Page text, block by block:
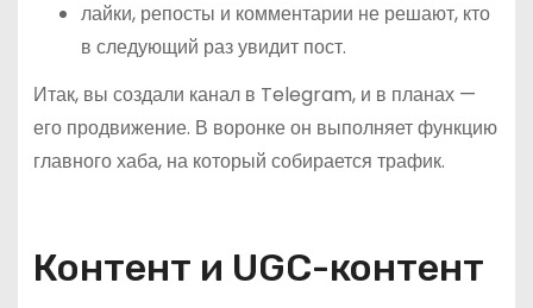
лайки, репосты и комментарии не решают, кто
в следующий раз увидит пост.
Итак, вы создали канал в Telegram, и в планах —
его продвижение. В воронке он выполняет функцию
главного хаба, на который собирается трафик.
Контент и UGC-контент